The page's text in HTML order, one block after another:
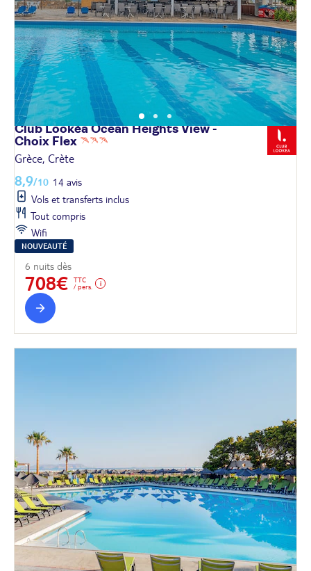
Club Lookéa Ocean Heights View -
Choix Flex
Grèce, Crète
8,9/10 14 avis
Vols et transferts inclus
Tout compris
Wifi
NOUVEAUTÉ
6 nuits dès
708€
TTC
/ pers.